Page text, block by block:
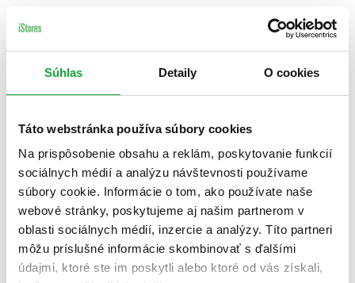
Súhlas Detaily O cookies
Táto webstránka používa súbory cookies
Na prispôsobenie obsahu a reklám, poskytovanie funkcií
sociálnych médií a analýzu návštevnosti používame
súbory cookie. Informácie o tom, ako používate naše
webové stránky, poskytujeme aj našim partnerom v
oblasti sociálnych médií, inzercie a analýzy. Títo partneri
môžu príslušné informácie skombinovať s ďalšími
údajmi, ktoré ste im poskytli alebo ktoré od vás získali,